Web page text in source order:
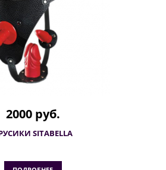
2000 руб.
SITABELLA